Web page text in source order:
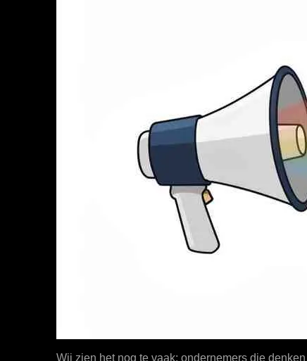
Wij zien het nog te vaak: ondernemers die